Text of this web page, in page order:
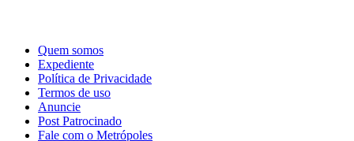
Quem somos
Expediente
Política de Privacidade
Termos de uso
Anuncie
Post Patrocinado
Fale com o Metrópoles